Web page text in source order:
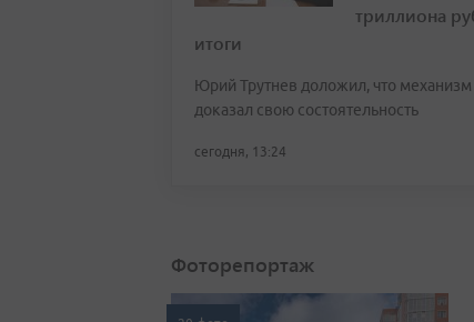
триллиона
итоги
Юрий Трутнев доложил, что
доказал свою состоятельность
сегодня, 13:24
Фоторепортаж